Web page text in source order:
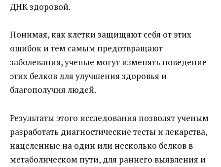
ДНК здоровой.
Понимая, как клетки защищают себя от этих
ошибок и тем самым предотвращают
заболевания, ученые могут изменять поведение
этих белков для улучшения здоровья и
благополучия людей.
Результаты этого исследования позволят ученым
разработать диагностические тесты и лекарства,
нацеленные на один или несколько белков в
метаболическом пути, для раннего выявления и